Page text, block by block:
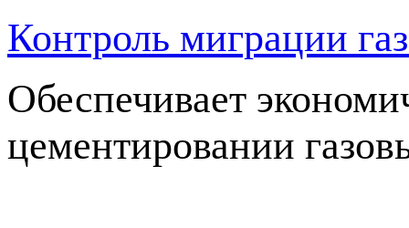
Контроль миграции
Обеспечивает
цементировании